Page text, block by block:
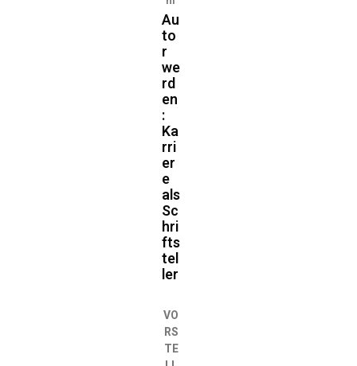
Au
to
r
we
rd
en
:
Ka
rri
er
e
als
Sc
hri
fts
tel
ler
VO
RS
TE